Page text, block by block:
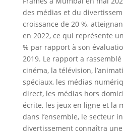
des médias et du
croissance de 20 %,
en 2022, ce qui représente
% par rapport à son
2019. Le rapport a
cinéma, la télévision,
spéciaux, les médias
direct, les médias hors
écrite, les jeux en ligne et la
dans l’ensemble, le secteur
divertissement connaîtra